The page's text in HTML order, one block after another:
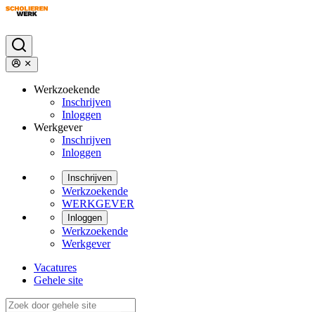
Werkzoekende
Inschrijven
Inloggen
Werkgever
Inschrijven
Inloggen
Inschrijven
Werkzoekende
WERKGEVER
Inloggen
Werkzoekende
Werkgever
Vacatures
Gehele site